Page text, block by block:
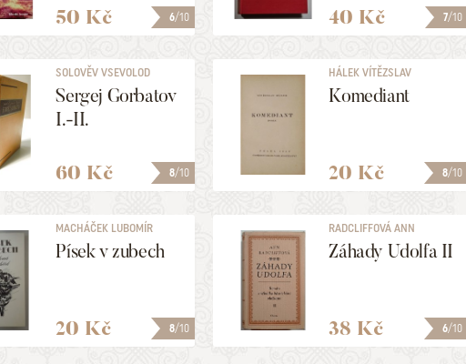
6/10
50 Kč 7/10
40 Kč
8/10
SOLOVĚV VSEVOLOD
SERGEJEVIČ
Sergej Gorbatov
I.-II.
60 Kč 8/10
HÁLEK VÍTĚZSLAV
Komediant
20 Kč
8/10
MACHÁČEK LUBOMÍR
Písek v zubech
20 Kč 6/10
RADCLIFFOVÁ ANN
Záhady Udolfa II
38 Kč